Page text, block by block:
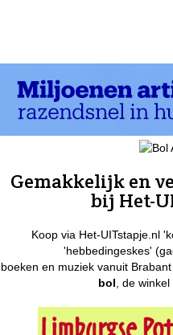
Gemakkelijk en
bij Het-
Koop via Het-UITstapje.nl
'hebbedingeskes'
boeken en muziek vanuit
bol , de